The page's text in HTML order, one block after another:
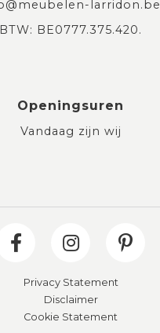
larridon.be
BTW: BE0777.375.420.
Openingsuren
Vandaag zijn wij
Privacy Statement
Disclaimer
Cookie Statement